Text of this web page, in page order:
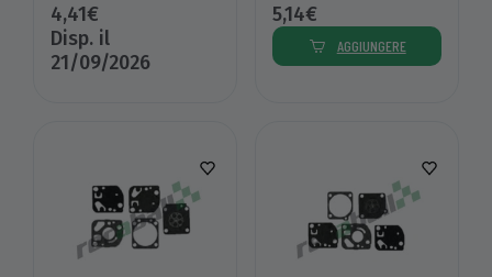
4,41€
Disp. il
21/09/2026
5,14€
AGGIUNGERE